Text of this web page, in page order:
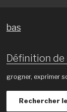
bas
Définition de
grogner, exprimer
Rechercher